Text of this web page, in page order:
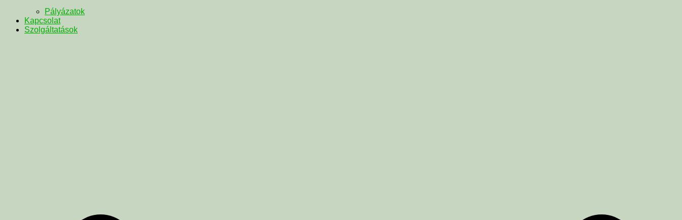
Pályázatok
Kapcsolat
Szolgáltatások